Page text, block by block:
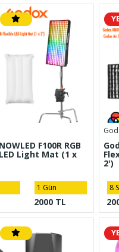
F100R RGB
Light Mat (1 x
1 Gün
2000 TL
2')
8